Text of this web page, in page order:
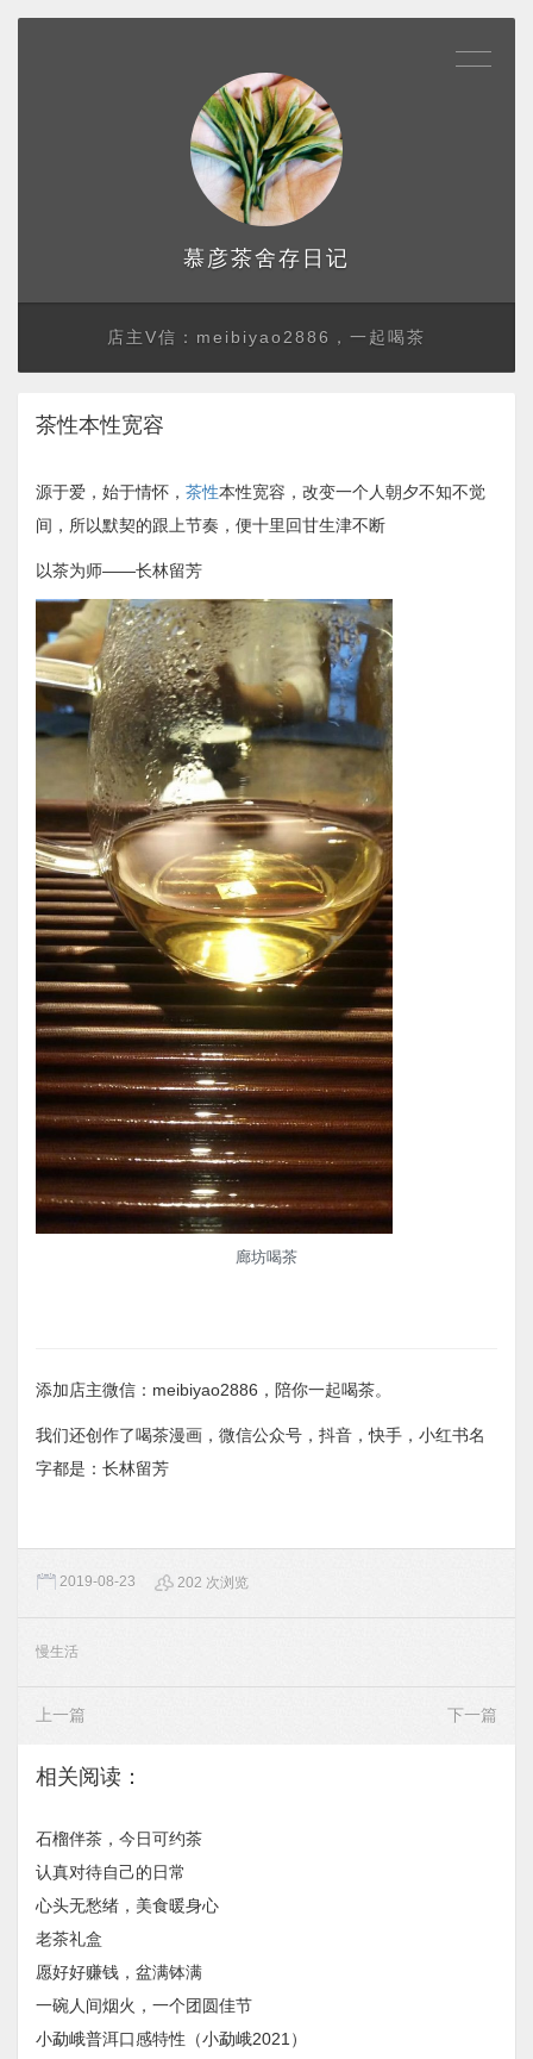
慕彦茶舍存日记
店主V信：meibiyao2886，一起喝茶
茶性本性宽容
源于爱，始于情怀， 茶性本性宽容，改变一个人朝夕不知不觉
间，所以默契的跟上节奏，便十里回甘生津不断
以茶为师——长林留芳
廊坊喝茶
添加店主微信：meibiyao2886，陪你一起喝茶。
我们还创作了喝茶漫画，微信公众号，抖音，快手，小红书名
字都是：长林留芳
2019-08-23 202 次浏览
慢生活
上一篇 下一篇
相关阅读：
石榴伴茶，今日可约茶
认真对待自己的日常
心头无愁绪，美食暖身心
老茶礼盒
愿好好赚钱，盆满钵满
一碗人间烟火，一个团圆佳节
小勐峨普洱口感特性（小勐峨2021）